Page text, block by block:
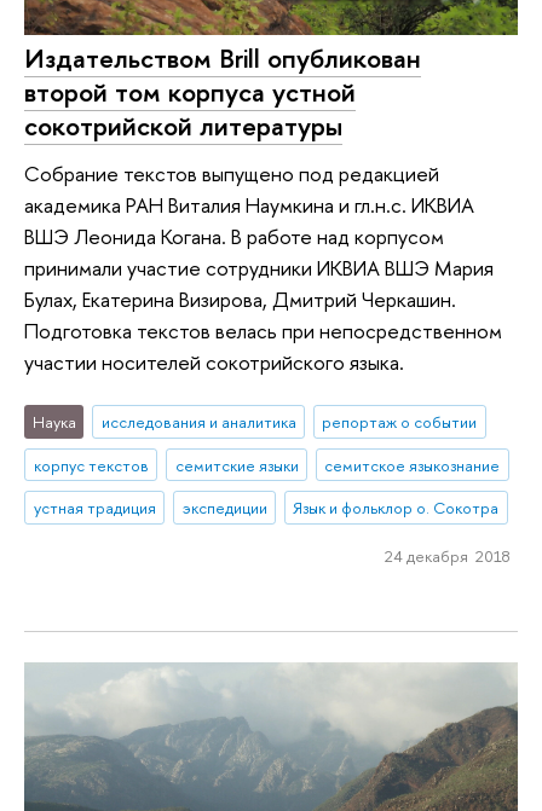
Издательством Brill опубликован
второй том корпуса устной
сокотрийской литературы
Собрание текстов выпущено под редакцией
академика РАН Виталия Наумкина и гл.н.с. ИКВИА
ВШЭ Леонида Когана. В работе над корпусом
принимали участие сотрудники ИКВИА ВШЭ Мария
Булах, Екатерина Визирова, Дмитрий Черкашин.
Подготовка текстов велась при непосредственном
участии носителей сокотрийского языка.
Наука исследования и аналитика
репортаж о событии
корпус текстов
семитские языки
семитское языкознание
устная традиция
экспедиции Язык и фольклор о. Сокотра
24 декабря 2018